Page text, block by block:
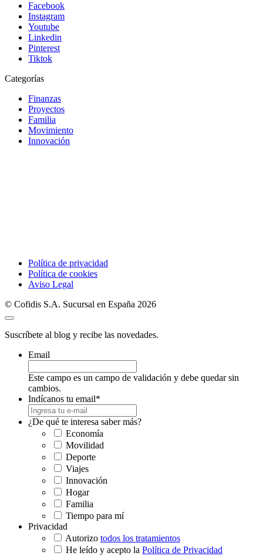
Facebook
Instagram
Youtube
Linkedin
Pinterest
Tiktok
Categorías
Finanzas
Proyectos
Familia
Movimiento
Innovación
Política de privacidad
Política de cookies
Aviso Legal
© Cofidis S.A. Sucursal en España 2026
Suscríbete al blog y recibe las novedades.
Email
Este campo es un campo de validación y debe quedar sin
cambios.
Indícanos tu email*
¿De qué te interesa saber más?
Economía
Movilidad
Deporte
Viajes
Innovación
Hogar
Familia
Tiempo para mí
Privacidad
Autorizo todos los tratamientos
He leído y acepto la Política de Privacidad